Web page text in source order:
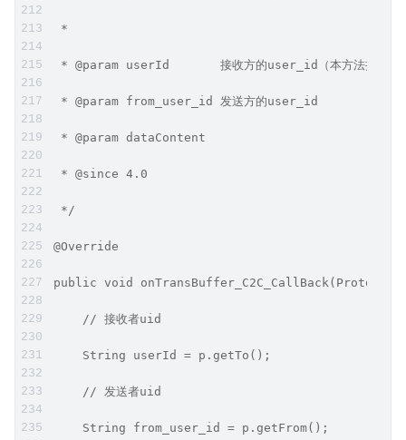
*
* @param userId       接收方的user_id（本方法接收的是
* @param from_user_id 发送方的user_id
* @param dataContent
* @since 4.0
*/
@Override
public void onTransBuffer_C2C_CallBack(Protocal
    // 接收者uid
    String userId = p.getTo();
    // 发送者uid
    String from_user_id = p.getFrom();